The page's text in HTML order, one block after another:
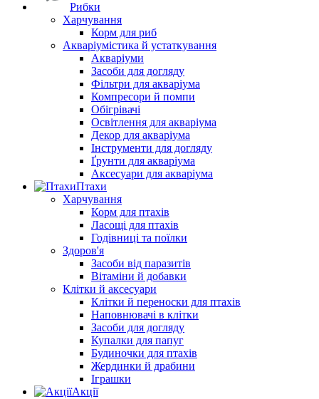
Рибки
Харчування
Корм для риб
Акваріумістика й устаткування
Акваріуми
Засоби для догляду
Фільтри для акваріума
Компресори й помпи
Обігрівачі
Освітлення для акваріума
Декор для акваріума
Інструменти для догляду
Ґрунти для акваріума
Аксесуари для акваріума
Птахи
Харчування
Корм для птахів
Ласощі для птахів
Годівниці та поїлки
Здоров'я
Засоби від паразитів
Вітаміни й добавки
Клітки й аксесуари
Клітки й переноски для птахів
Наповнювачі в клітки
Засоби для догляду
Купалки для папуг
Будиночки для птахів
Жердинки й драбини
Іграшки
Акції